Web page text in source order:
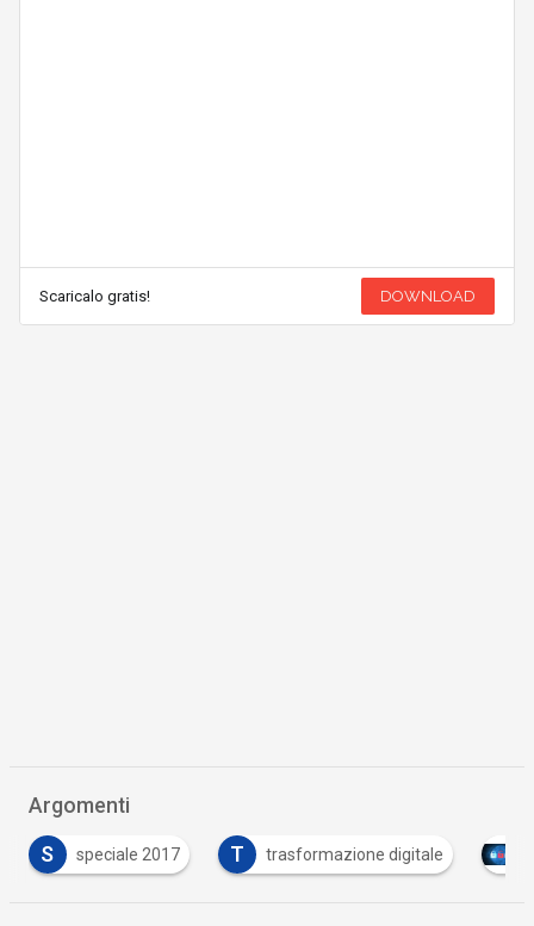
Scaricalo gratis! DOWNLOAD
Argomenti
2017 T trasformazione digitale Tutto su Cyber